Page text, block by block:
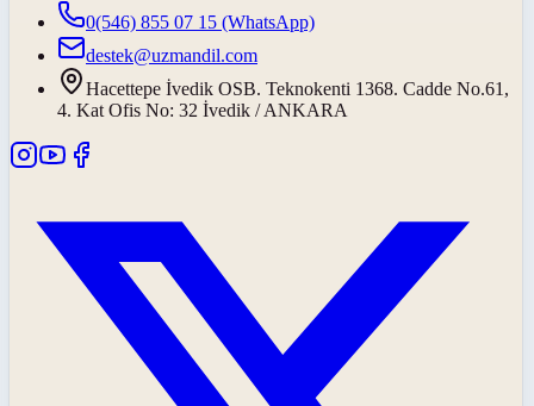
0(546) 855 07 15 (WhatsApp)
destek@uzmandil.com
Hacettepe İvedik OSB. Teknokenti 1368. Cadde No.61,
4. Kat Ofis No: 32 İvedik / ANKARA